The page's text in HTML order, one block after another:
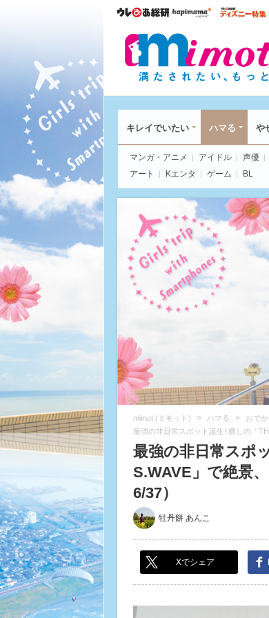
ウレぴあ総研ハピママ*
キレイでいたい ハマる や
マンガ・アニメ アイドル 声優
アート
Kエンタ ゲーム BL
mimot.(ミモット) > ハマる > おで
最強の非日常スポット誕生! 癒しの「
最強の非日常スポ
S.WAVE」で絶景
6/37）
牡丹餅 あんこ
Xでシェア